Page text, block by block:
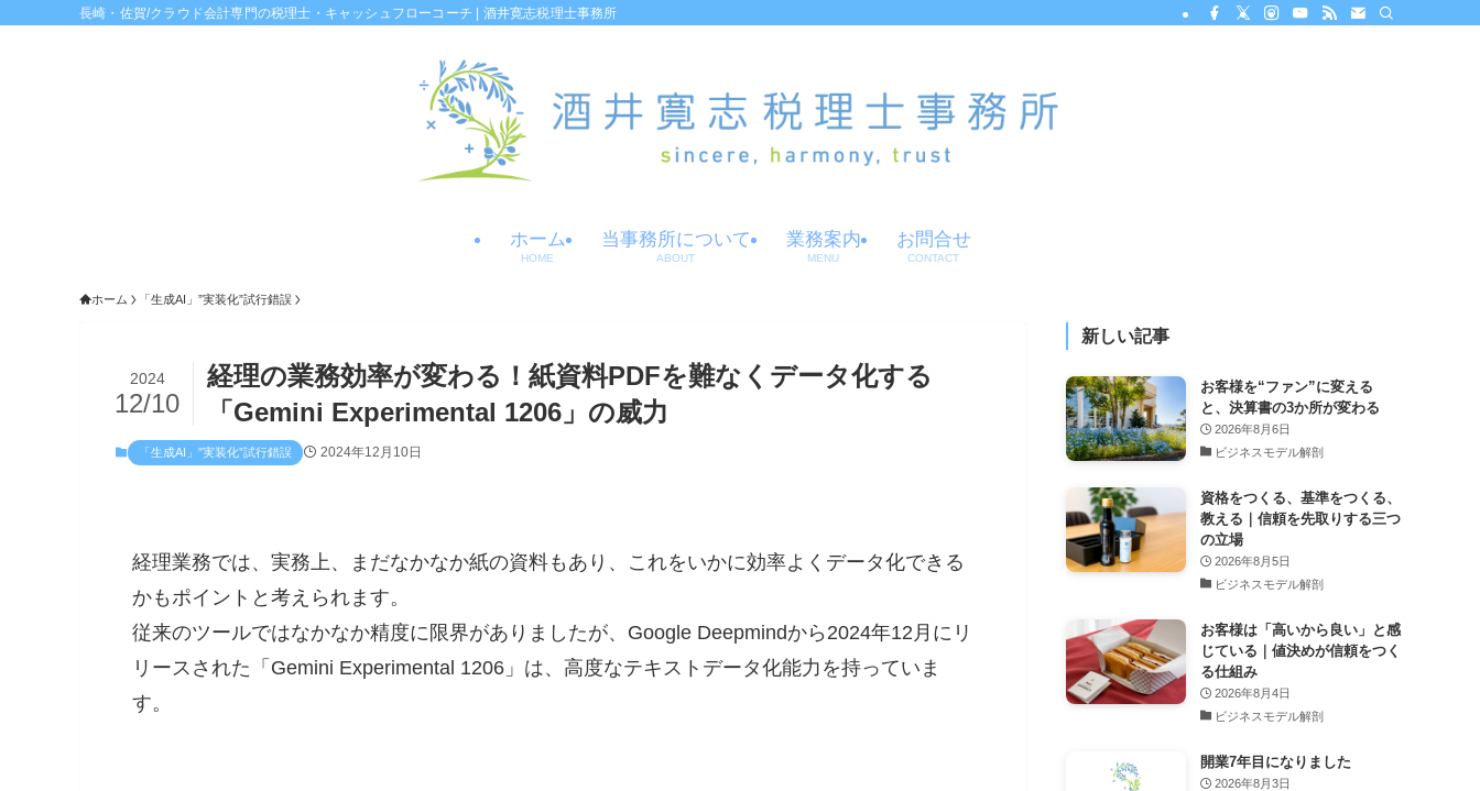
長崎・佐賀/クラウド会計専門の税理士・キャッシュフローコーチ | 酒井寛志税理士事務所
ホーム
HOME
当事務所について
ABOUT
業務案内
MENU
お問合せ
CONTACT
ホーム 「生成AI」”実装化”試行錯誤
経理の業務効率が変わる！紙資料PDFを難なくデータ化する
「Gemini Experimental 1206」の威力
2024
12/10
「生成AI」”実装化”試行錯誤 2024年12月10日
経理業務では、実務上、まだなかなか紙の資料もあり、これをいかに効率よくデータ化できる
かもポイントと考えられます。
従来のツールではなかなか精度に限界がありましたが、Google Deepmindから2024年12月にリ
リースされた「Gemini Experimental 1206」は、高度なテキストデータ化能力を持っていま
す。
新しい記事
お客様を“ファン”に変える
と、決算書の3か所が変わる
2026年8月6日
ビジネスモデル解剖
資格をつくる、基準をつくる、
教える｜信頼を先取りする三つ
の立場
2026年8月5日
ビジネスモデル解剖
お客様は「高いから良い」と感
じている｜値決めが信頼をつく
る仕組み
2026年8月4日
ビジネスモデル解剖
開業7年目になりました
2026年8月3日